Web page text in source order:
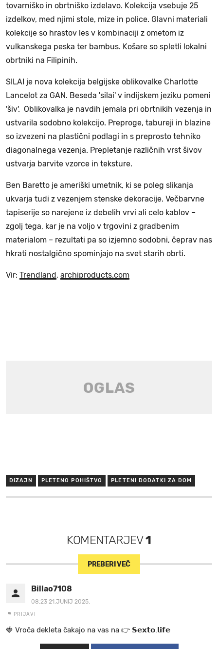
tovarniško in obrtniško izdelavo. Kolekcija vsebuje 25
izdelkov, med njimi stole, mize in police. Glavni materiali
kolekcije so hrastov les v kombinaciji z ometom iz
vulkanskega peska ter bambus. Košare so spletli lokalni
obrtniki na Filipinih.
SILAI je nova kolekcija belgijske oblikovalke Charlotte
Lancelot za GAN. Beseda 'silai' v indijskem jeziku pomeni
'šiv'. Oblikovalka je navdih jemala pri obrtnikih vezenja in
ustvarila sodobno kolekcijo. Preproge, tabureji in blazine
so izvezeni na plastični podlagi in s preprosto tehniko
diagonalnega vezenja. Prepletanje različnih vrst šivov
ustvarja barvite vzorce in teksture.
Ben Baretto je ameriški umetnik, ki se poleg slikanja
ukvarja tudi z vezenjem stenske dekoracije. Večbarvne
tapiserije so narejene iz debelih vrvi ali celo kablov –
zgolj tega, kar je na voljo v trgovini z gradbenim
materialom – rezultati pa so izjemno sodobni, čeprav nas
hkrati nostalgično spominjajo na svet starih obrti.
Vir: Trendland , archiproducts.com
DIZAJN PLETENO POHIŠTVO PLETENI DODATKI ZA DOM
KOMENTARJEV1
PREBERI VEČ
Billao7108
08:23 21.JUNIJ 2025.
PRIJAVI
🍓 V r o č a d e k l e t a ča k a jo na va s n a 👉 𝗦𝗲𝘅𝘁𝗼.𝗹𝗶𝗳𝗲